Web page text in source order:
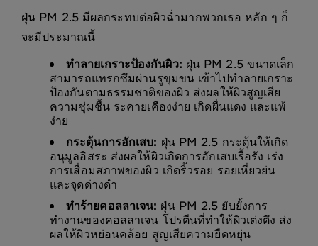
ฝุ่น PM 2.5 มีผลกระทบต่อผิวฉ่ำมากพวกเธอ หลัก ๆ ก็
จะมีประมาณนี้
ทำลายเกราะป้องกันผิว: ฝุ่น PM 2.5 ขนาดเล็ก
สามารถแทรกซึมผ่านรูขุมขน เข้าไปทำลายเกราะ
ป้องกันตามธรรมชาติของผิว ส่งผลให้ผิวสูญเสีย
ความชุ่มชื้น ระคายเคืองง่าย เกิดผื่นแดง และแพ้
ง่าย
กระตุ้นการอักเสบ: ฝุ่น PM 2.5 กระตุ้นให้เกิด
อนุมูลอิสระ ส่งผลให้ผิวเกิดการอักเสบเรื้อรัง เร่ง
การเสื่อมสภาพของผิว เกิดริ้วรอย รอยเหี่ยวย่น
และจุดด่างดำ
ทำร้ายคอลลาเจน: ฝุ่น PM 2.5 ยับยั้งการ
ทำงานของคอลลาเจน โปรตีนที่ทำให้ผิวเต่งตึง ส่ง
ผลให้ผิวหย่อนคล้อย สูญเสียความยืดหยุ่น